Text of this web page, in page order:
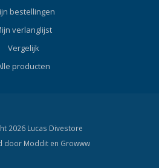
bestellingen
verlanglijst
Vergelijk
producten
2026 Lucas Divestore
door Moddit en Growww